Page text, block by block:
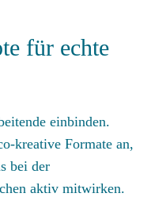
für echte
einbinden.
kreative Formate an,
bei der
aktiv mitwirken.